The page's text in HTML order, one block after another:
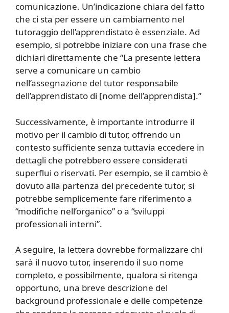
comunicazione. Un’indicazione chiara del fatto
che ci sta per essere un cambiamento nel
tutoraggio dell’apprendistato è essenziale. Ad
esempio, si potrebbe iniziare con una frase che
dichiari direttamente che “La presente lettera
serve a comunicare un cambio
nell’assegnazione del tutor responsabile
dell’apprendistato di [nome dell’apprendista].”
Successivamente, è importante introdurre il
motivo per il cambio di tutor, offrendo un
contesto sufficiente senza tuttavia eccedere in
dettagli che potrebbero essere considerati
superflui o riservati. Per esempio, se il cambio è
dovuto alla partenza del precedente tutor, si
potrebbe semplicemente fare riferimento a
“modifiche nell’organico” o a “sviluppi
professionali interni”.
A seguire, la lettera dovrebbe formalizzare chi
sarà il nuovo tutor, inserendo il suo nome
completo, e possibilmente, qualora si ritenga
opportuno, una breve descrizione del
background professionale e delle competenze